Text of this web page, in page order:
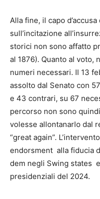
Alla fine, il capo
sull’incitazione
storici non sono affatto
al 1876). Quanto al voto,
numeri necessari. Il 13
assolto dal Senato con
e 43 contrari, su 67
percorso non sono
volesse allontanarlo dal
“great again”.
endorsment alla fiducia
dem negli Swing states
presidenziali del 2024.